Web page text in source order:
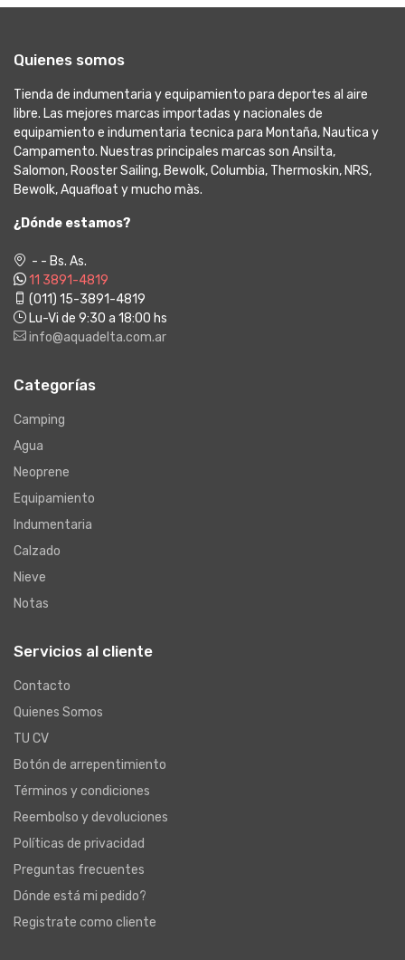
Quienes somos
Tienda de indumentaria y equipamiento para deportes al aire
libre. Las mejores marcas importadas y nacionales de
equipamiento e indumentaria tecnica para Montaña, Nautica y
Campamento. Nuestras principales marcas son Ansilta,
Salomon, Rooster Sailing, Bewolk, Columbia, Thermoskin, NRS,
Bewolk, Aquafloat y mucho màs.
¿Dónde estamos?
- - Bs. As.
11 3891-4819
(011) 15-3891-4819
Lu-Vi de 9:30 a 18:00 hs
info@aquadelta.com.ar
Categorías
Camping
Agua
Neoprene
Equipamiento
Indumentaria
Calzado
Nieve
Notas
Servicios al cliente
Contacto
Quienes Somos
TU CV
Botón de arrepentimiento
Términos y condiciones
Reembolso y devoluciones
Políticas de privacidad
Preguntas frecuentes
Dónde está mi pedido?
Registrate como cliente